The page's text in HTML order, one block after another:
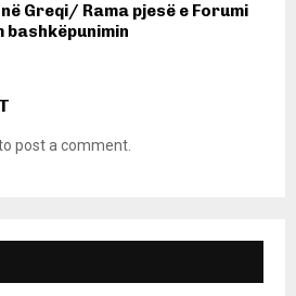
Greqi/ Rama pjesë e Forumi
bashkëpunimin
post a comment.